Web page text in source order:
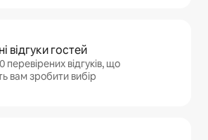
відгуки гостей
перевірених відгуків, що
вам зробити вибір